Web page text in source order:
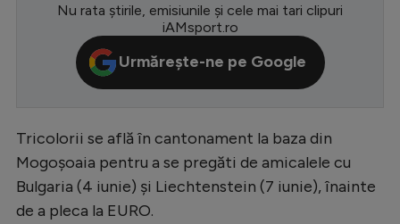
CM 2026
Premier League
Serie A
Bundesliga
Ligue 1
Nu rata știrile, emisiunile și cele mai tari clipuri
iAMsport.ro
Urmărește-ne pe Google
Tricolorii se află în cantonament la baza din
Mogoșoaia pentru a se pregăti de amicalele cu
Bulgaria (4 iunie) și Liechtenstein (7 iunie), înainte
de a pleca la EURO.